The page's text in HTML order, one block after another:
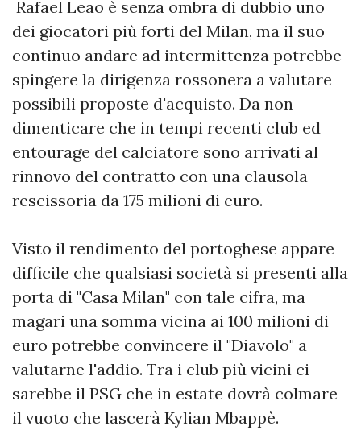
Rafael Leao è senza ombra di dubbio uno
dei giocatori più forti del Milan, ma il suo
continuo andare ad intermittenza potrebbe
spingere la dirigenza rossonera a valutare
possibili proposte d'acquisto. Da non
dimenticare che in tempi recenti club ed
entourage del calciatore sono arrivati al
rinnovo del contratto con una clausola
rescissoria da 175 milioni di euro.
Visto il rendimento del portoghese appare
difficile che qualsiasi società si presenti alla
porta di "Casa Milan" con tale cifra, ma
magari una somma vicina ai 100 milioni di
euro potrebbe convincere il "Diavolo" a
valutarne l'addio. Tra i club più vicini ci
sarebbe il PSG che in estate dovrà colmare
il vuoto che lascerà Kylian Mbappè.